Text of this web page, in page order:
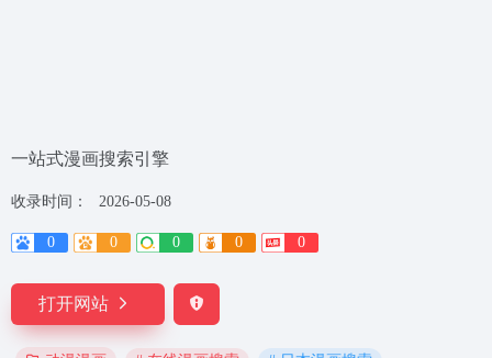
一站式漫画搜索引擎
收录时间： 2026-05-08
0 0 0 0 0
打开网站